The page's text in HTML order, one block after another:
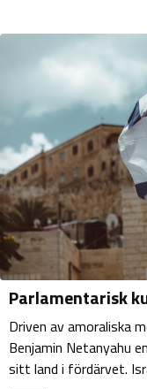
Parlamentarisk
Driven av amoraliska
Benjamin Netanyahu
sitt land i fördärvet.